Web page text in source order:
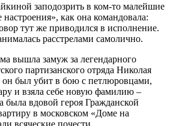
заподозрить в ком-то малейшие
как она командовала:
тут же приводился в исполнение.
расстрелами самолично.
вышла замуж за легендарного
партизанского отряда Николая
был убит в бою с петлюровцами,
и взяла себе новую фамилию –
была вдовой героя Гражданской
в московском «Доме на
всяческие почести.